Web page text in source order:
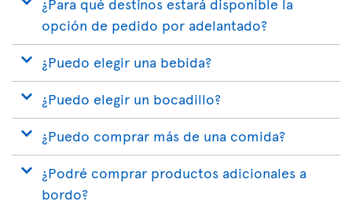
opción de pedido por adelantado?
¿Puedo elegir una bebida?
¿Puedo elegir un bocadillo?
¿Puedo comprar más de una comida?
¿Podré comprar productos adicionales a
bordo?